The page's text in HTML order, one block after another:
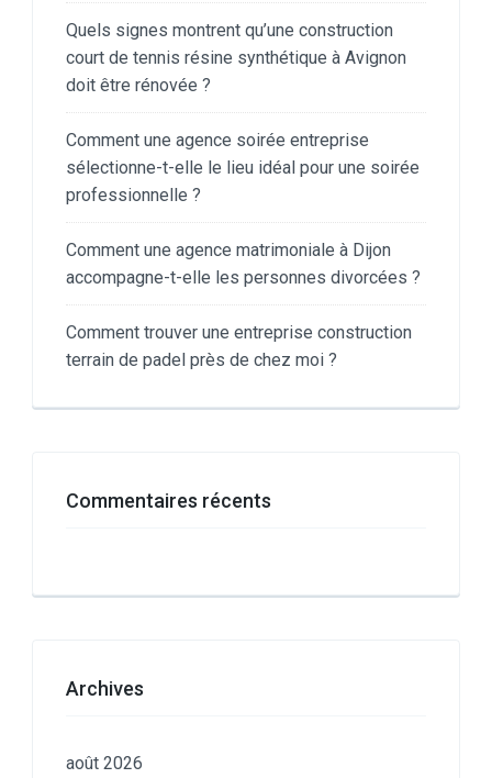
Quels signes montrent qu’une construction
court de tennis résine synthétique à Avignon
doit être rénovée ?
Comment une agence soirée entreprise
sélectionne-t-elle le lieu idéal pour une soirée
professionnelle ?
Comment une agence matrimoniale à Dijon
accompagne-t-elle les personnes divorcées ?
Comment trouver une entreprise construction
terrain de padel près de chez moi ?
Commentaires récents
Archives
août 2026